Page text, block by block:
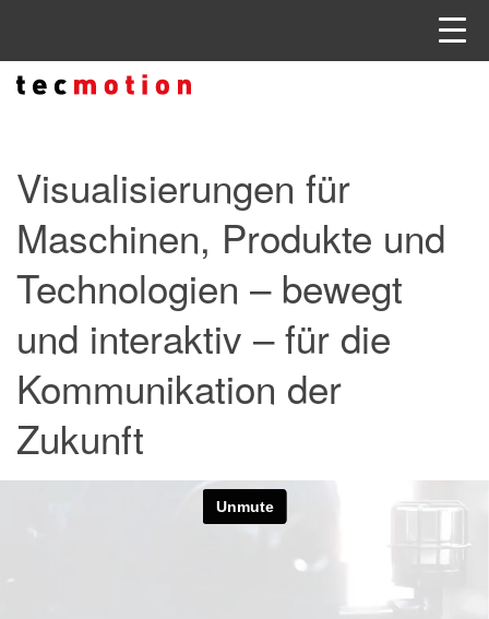
Visualisierungen für
Maschinen, Produkte und
Technologien – bewegt
und interaktiv – für die
Kommunikation der
Zukunft